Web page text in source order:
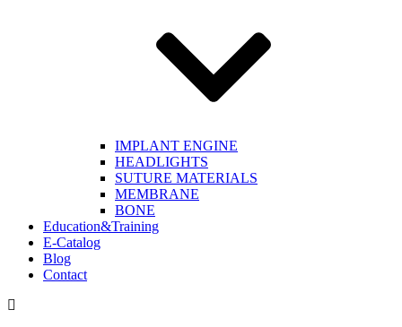
IMPLANT ENGINE
HEADLIGHTS
SUTURE MATERIALS
MEMBRANE
BONE
Education&Training
E-Catalog
Blog
Contact